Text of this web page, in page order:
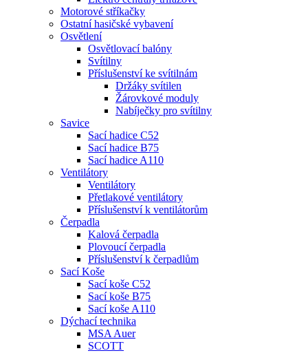
Motorové stříkačky
Ostatní hasičské vybavení
Osvětlení
Osvětlovací balóny
Svítilny
Příslušenství ke svítilnám
Držáky svítilen
Žárovkové moduly
Nabíječky pro svítilny
Savice
Sací hadice C52
Sací hadice B75
Sací hadice A110
Ventilátory
Ventilátory
Přetlakové ventilátory
Příslušenství k ventilátorům
Čerpadla
Kalová čerpadla
Plovoucí čerpadla
Příslušenství k čerpadlům
Sací Koše
Sací koše C52
Sací koše B75
Sací koše A110
Dýchací technika
MSA Auer
SCOTT